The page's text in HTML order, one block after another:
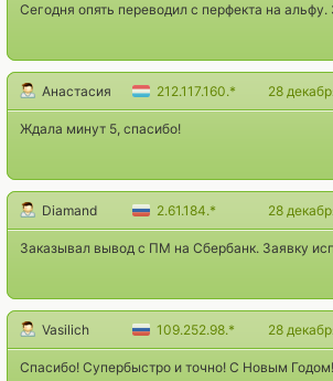
Сегодня опять переводил с перфекта на
Анастасия 212.117.160.* 28
Ждала минут 5, спасибо!
Diamand 2.61.184.* 28
Заказывал вывод с ПМ на Сбербанк. Заявку
Vasilich 109.252.98.* 28
Cпасибо! Супербыстро и точно! С Новым Годом!